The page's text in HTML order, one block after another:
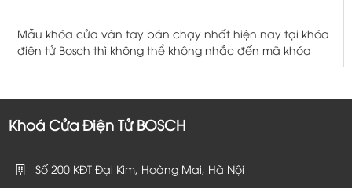
Mẫu khóa cửa vân tay bán chạy nhất hiện nay tại khóa
điện tử Bosch thì không thể không nhắc đến mã khóa
ID60. Một trong những khóa cửa vân tay được khách
chạy nhất? Không chỉ dừng lại ở các chế độ […]
Khoá Cửa Điện Tử BOSCH
Số 200 KĐT Đại Kim, Hoàng Mai, Hà Nội